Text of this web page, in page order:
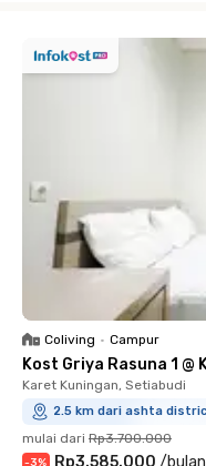
Coliving • Campur
Kost Griya Rasuna 1 @
Karet Kuningan, Setiabudi
2.5 km dari ashta
mulai dari Rp3.700.000
-3% Rp3.585.000 /bulan